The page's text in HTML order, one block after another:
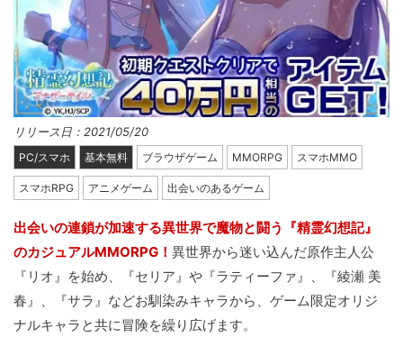
リリース日：2021/05/20
PC/スマホ 基本無料 ブラウザゲーム MMORPG スマホMMO
スマホRPG アニメゲーム 出会いのあるゲーム
出会いの連鎖が加速する異世界で魔物と闘う『精霊幻想記』
のカジュアルMMORPG！ 異世界から迷い込んだ原作主人公
『リオ』を始め、『セリア』や『ラティーファ』、『綾瀬 美
春』、『サラ』などお馴染みキャラから、ゲーム限定オリジ
ナルキャラと共に冒険を繰り広げます。